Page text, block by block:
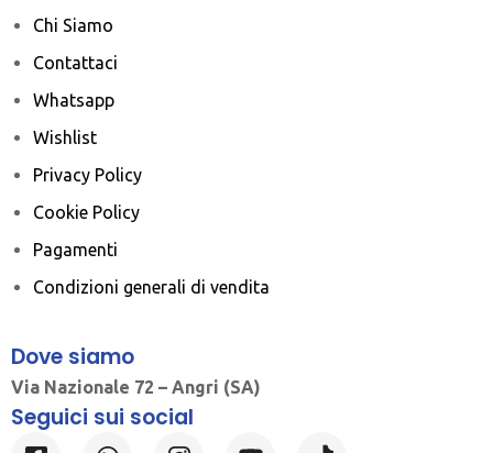
Chi Siamo
Contattaci
Whatsapp
Wishlist
Privacy Policy
Cookie Policy
Pagamenti
Condizioni generali di vendita
Dove siamo
Via Nazionale 72 – Angri (SA)
Seguici sui social